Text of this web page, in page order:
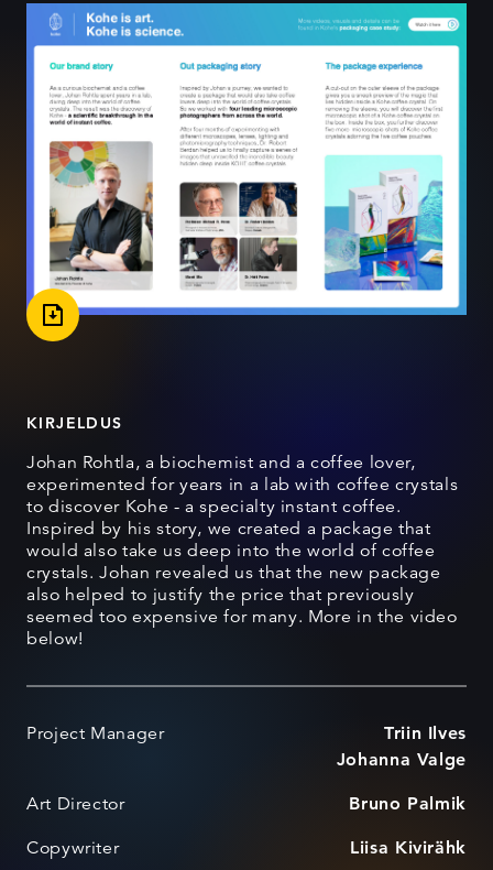
KIRJELDUS
Johan Rohtla, a biochemist and a coffee lover,
experimented for years in a lab with coffee crystals
to discover Kohe - a specialty instant coffee.
Inspired by his story, we created a package that
would also take us deep into the world of coffee
crystals. Johan revealed us that the new package
also helped to justify the price that previously
seemed too expensive for many. More in the video
below!
Project Manager
Triin Ilves
Johanna Valge
Art Director Bruno Palmik
Copywriter Liisa Kivirähk